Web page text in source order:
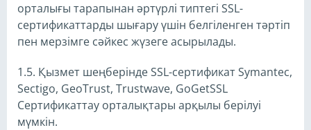
орталығы тарапынан әртүрлі типтегі SSL-
сертификаттарды шығару үшін белгіленген тәртіп
пен мерзімге сәйкес жүзеге асырылады.
1.5. Қызмет шеңберінде SSL-сертификат Symantec,
Sectigo, GeoTrust, Trustwave, GoGetSSL
Сертификаттау орталықтары арқылы берілуі
мүмкін.